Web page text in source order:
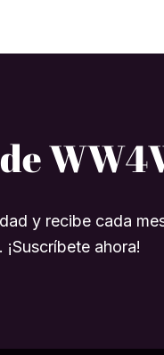
y recibe cada
ahora!